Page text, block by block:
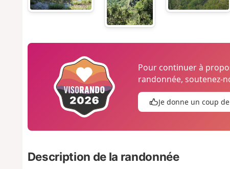
Pour continuer à
randonnée, soutenez-
Je donne un coup
Description de la randonnée